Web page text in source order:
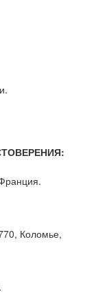
Коломье,